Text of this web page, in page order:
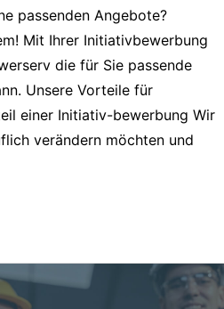
passenden Angebote?
Mit Ihrer Initiativbewerbung
die für Sie passende
Unsere Vorteile für
einer Initiativ-bewerbung Wir
verändern möchten und